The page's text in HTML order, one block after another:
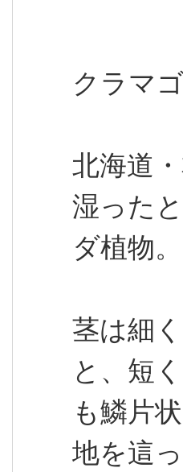
クラマ
北海道
湿った
ダ植物。
茎は細
と、短
も鱗片
地を這